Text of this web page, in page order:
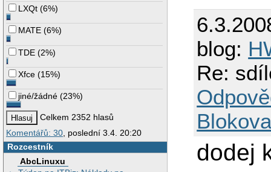
LXQt (6%)
MATE (6%)
TDE (2%)
Xfce (15%)
jiné/žádné (23%)
Celkem 2352 hlasů
Komentářů: 30 , poslední 3.4. 20:20
Rozcestník
AbcLinuxu
blog:
Re:
dodej